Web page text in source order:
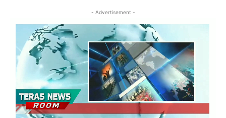
- Advertisement -